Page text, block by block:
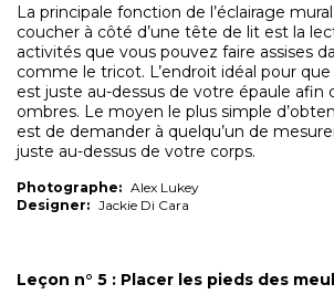
La principale fonction de l’éclairage
coucher à côté d’une tête de lit est la
activités que vous pouvez faire assises
comme le tricot. L’endroit idéal pour
est juste au-dessus de votre épaule afin
ombres. Le moyen le plus simple
est de demander à quelqu’un de
juste au-dessus de votre corps.
Photographe: Alex Lukey
Designer: Jackie Di Cara
Leçon n° 5 : Placer les pieds des